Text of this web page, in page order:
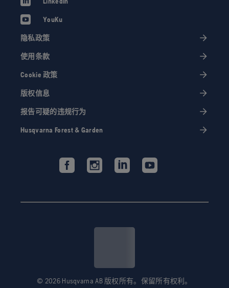
YouKu
隐私政策
使用条款
Cookie 政策
版权信息
报告可疑的违规行为
Husqvarna Forest & Garden
© 2026 Husqvarna AB 版权所有。保留所有权利。